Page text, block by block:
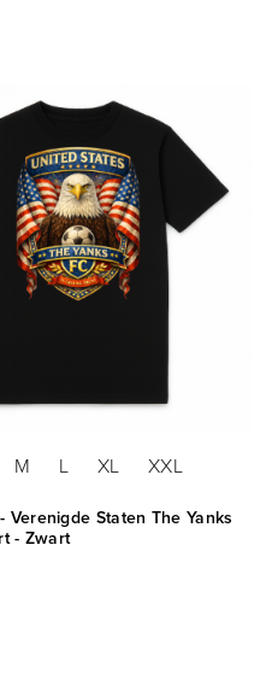
M L XL XXL
Verenigde Staten The Yanks
- Zwart